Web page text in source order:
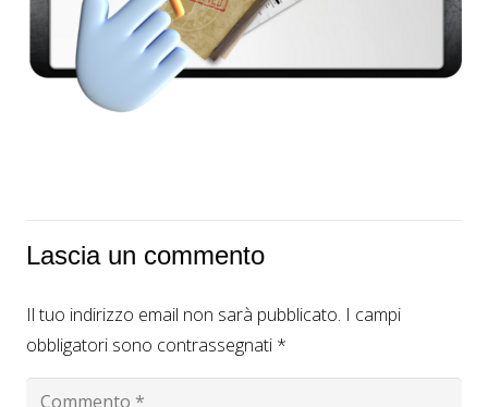
Lascia un commento
Il tuo indirizzo email non sarà pubblicato. I campi
obbligatori sono contrassegnati *